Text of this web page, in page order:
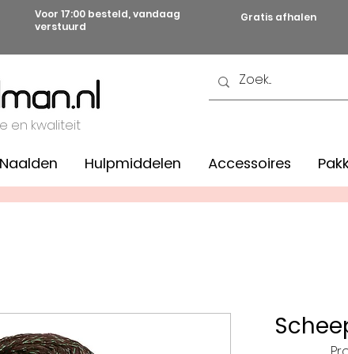
Voor 17:00 besteld, vandaag
verstuurd
Gratis afhalen
en kwaliteit
Naalden Hulpmiddelen Accessoires